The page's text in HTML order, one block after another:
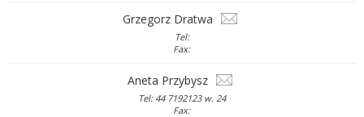
Grzegorz Dratwa
Tel:
Fax:
Aneta Przybysz
Tel: 44 7192123 w. 24
Fax: